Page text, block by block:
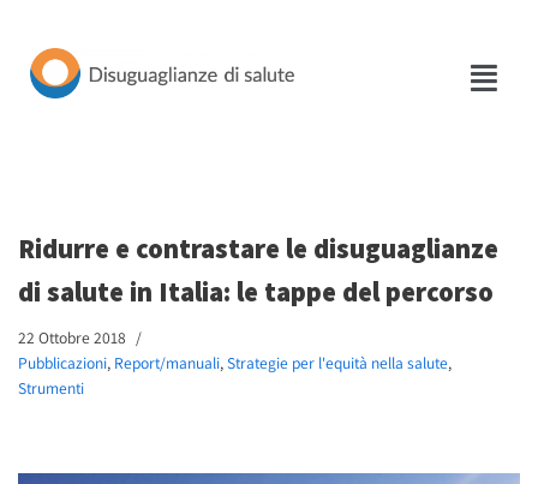
Vai
Ridurre e contrastare le disuguaglianze
di salute in Italia: le tappe del percorso
22 Ottobre 2018
Pubblicazioni, Report/manuali,Strategie per l'equità nella salute,
Strumenti